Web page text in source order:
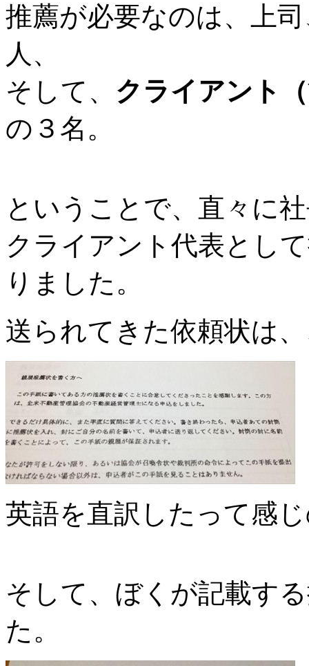
推薦が必要なのは、上
人、
そして、 クライアント
の３名。
ということで、直々に
クライアント代表とし
りました。
送られてきた依頼状は
英語を直訳したって感
そして、ぼくが記載す
た。